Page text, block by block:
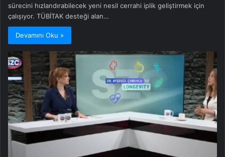
sürecini hızlandırabilecek yeni nesil cerrahi iplik geliştirmek için
çalışıyor. TÜBİTAK desteği alan…
Devamını Oku »